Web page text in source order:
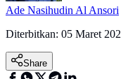
Ade Nasihudin Al Ansori
Diterbitkan: 05 Maret
Share